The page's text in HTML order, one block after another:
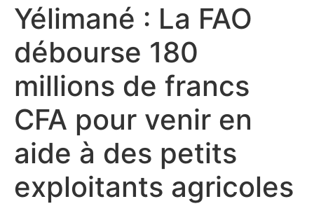
Yélimané : La FAO
débourse 180
millions de francs
CFA pour venir en
aide à des petits
exploitants agricoles